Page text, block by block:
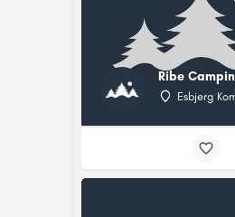
Ribe
Esbjerg